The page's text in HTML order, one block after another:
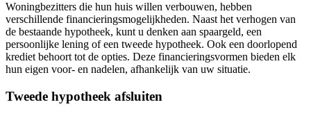
Woningbezitters die hun huis willen verbouwen, hebben
verschillende financieringsmogelijkheden. Naast het verhogen van
de bestaande hypotheek, kunt u denken aan spaargeld, een
persoonlijke lening of een tweede hypotheek. Ook een doorlopend
krediet behoort tot de opties. Deze financieringsvormen bieden elk
hun eigen voor- en nadelen, afhankelijk van uw situatie.
Tweede hypotheek afsluiten